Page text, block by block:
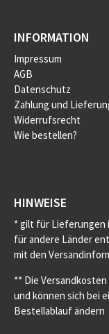
INFORMATION
Impressum
AGB
Datenschutz
Zahlung und
Widerrufsrecht
Wie bestellen?
HINWEISE
* gilt für Lieferungen
für andere Länder
mit den
** Die
und können sich bei
Bestellablauf ändern